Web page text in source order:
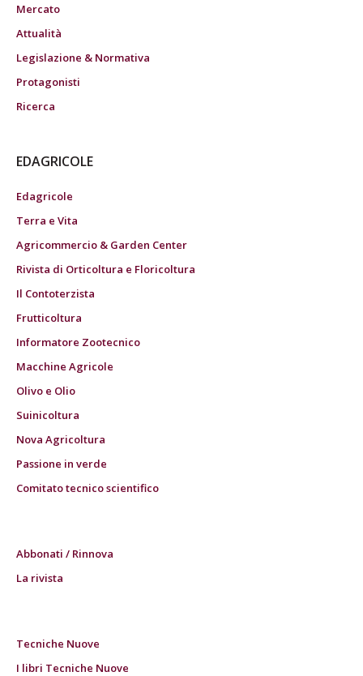
Mercato
Attualità
Legislazione & Normativa
Protagonisti
Ricerca
EDAGRICOLE
Edagricole
Terra e Vita
Agricommercio & Garden Center
Rivista di Orticoltura e Floricoltura
Il Contoterzista
Frutticoltura
Informatore Zootecnico
Macchine Agricole
Olivo e Olio
Suinicoltura
Nova Agricoltura
Passione in verde
Comitato tecnico scientifico
Abbonati / Rinnova
La rivista
Tecniche Nuove
I libri Tecniche Nuove